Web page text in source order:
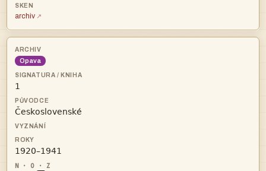
archiv
Opava


